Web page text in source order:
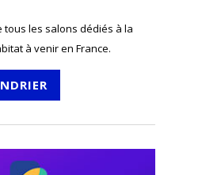
tous les salons dédiés à la
à venir en France.